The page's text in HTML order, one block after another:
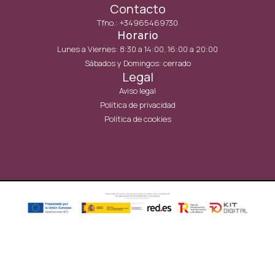
Legal
Aviso legal
Política de privacidad
Política de cookies
Horario
Lunes a Viernes: 8:30 a 14:00, 16:00 a 20:00
Sábados y Domingos: cerrado
Contacto
Tfno.: +34965469730